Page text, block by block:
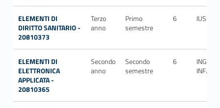
ELEMENTI DI
DIRITTO SANITARIO -
20810373
Terzo
anno
Primo
semestre
6 IUS/05
ELEMENTI DI
ELETTRONICA
APPLICATA -
20810365
Secondo
anno
Secondo
semestre
6
ING-
INF/01